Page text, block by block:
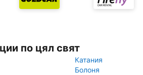
по цял свят
Катания
Болоня